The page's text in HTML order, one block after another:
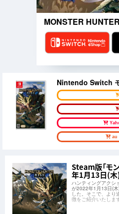
MONSTER
Nintendo Switch
au
Steam版「モ
年1月13日(木
ハンティングアクシ
が2022年1月13日(
した。そこで、より
徴をご紹介いたしま